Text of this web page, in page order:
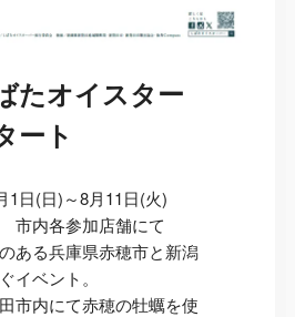
たオイスター
ート
1日(日)～8月11日(火)
市内各参加店舗にて
ある兵庫県赤穂市と新潟
イベント。
市内にて赤穂の牡蠣を使